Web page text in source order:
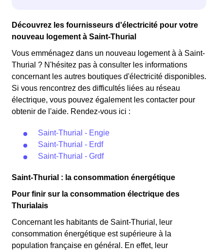
Découvrez les fournisseurs d'électricité pour votre
nouveau logement à Saint-Thurial
Vous emménagez dans un nouveau logement à à Saint-
Thurial ? N'hésitez pas à consulter les informations
concernant les autres boutiques d'électricité disponibles.
Si vous rencontrez des difficultés liées au réseau
électrique, vous pouvez également les contacter pour
obtenir de l'aide. Rendez-vous ici :
Saint-Thurial - Engie
Saint-Thurial - Erdf
Saint-Thurial - Grdf
Saint-Thurial : la consommation énergétique
Pour finir sur la consommation électrique des
Thurialais
Concernant les habitants de Saint-Thurial, leur
consommation énergétique est supérieure à la
population française en général. En effet, leur